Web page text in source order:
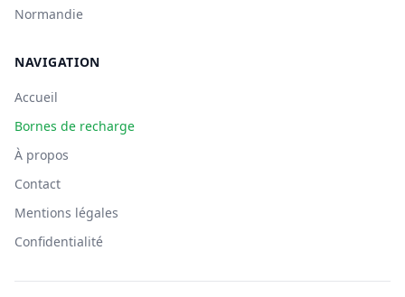
Normandie
NAVIGATION
Accueil
Bornes de recharge
À propos
Contact
Mentions légales
Confidentialité